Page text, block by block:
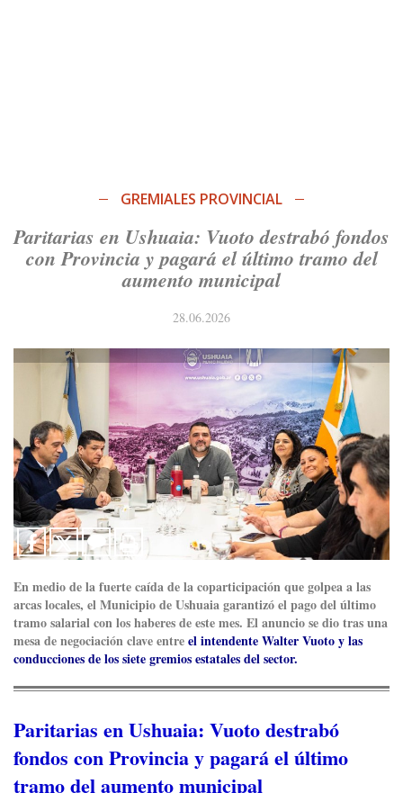
GREMIALES PROVINCIAL
Paritarias en Ushuaia: Vuoto destrabó fondos
con Provincia y pagará el último tramo del
aumento municipal
28.06.2026
En medio de la fuerte caída de la coparticipación que golpea a las
arcas locales, elMunicipio de Ushuaia garantizó el pago del último
tramo salarial con los haberes de este mes. El anuncio se dio tras una
mesa de negociación clave entreel intendente Walter Vuoto y las
conducciones de los siete gremios estatales del sector.
Paritarias en Ushuaia: Vuoto destrabó
fondos con Provincia y pagará el último
tramo del aumento municipal